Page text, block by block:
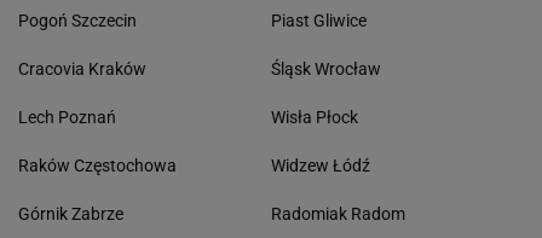
Pogoń Szczecin
Cracovia Kraków
Lech Poznań
Raków Częstochowa
Górnik Zabrze
Piast Gliwice
Śląsk Wrocław
Wisła Płock
Widzew Łódź
Radomiak Radom